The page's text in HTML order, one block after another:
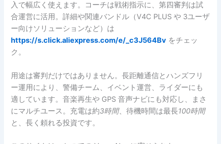
入で幅広く使えます。コーチは戦術指示に、第四審判は試
合運営に活用。詳細や関連バンドル（V4C PLUS や 3ユーザ
ー向けソリューションなど）は
https://s.click.aliexpress.com/e/_c3J564Bv をチェッ
ク。
用途は審判だけではありません。長距離通信とハンズフリ
ー運用により、警備チーム、イベント運営、ライダーにも
適しています。音楽再生や GPS 音声ナビにも対応し、まさ
にマルチユース。充電は約3時間、待機時間は最長100時間
と、長く頼れる投資です。